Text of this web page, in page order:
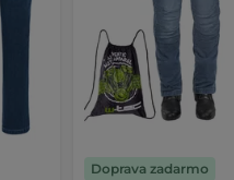
Doprava zadarmo